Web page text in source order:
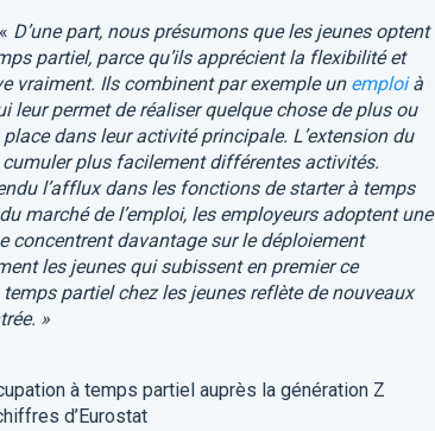
D’une part, nous présumons que les jeunes optent
partiel, parce qu’ils apprécient la flexibilité et
vraiment. Ils combinent par exemple un emploià
permet de réaliser quelque chose de plus ou
dans leur activité principale. L’extension du
plus facilement différentes activités.
l’afflux dans les fonctions de starter à temps
marché de l’emploi, les employeurs adoptent une
concentrent davantage sur le déploiement
les jeunes qui subissent en premier ce
partiel chez les jeunes reflète de nouveaux
»
à temps partiel auprès la génération Z
d’Eurostat